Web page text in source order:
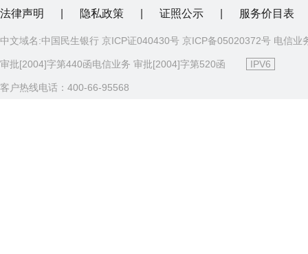
法律声明 隐私政策 证照公示 服务价目表
中文域名:中国民生银行 京ICP证040430号 京ICP备05020372号 电信业
审批[2004]字第440函电信业务 审批[2004]字第520函 IPV6
客户热线电话：400-66-95568